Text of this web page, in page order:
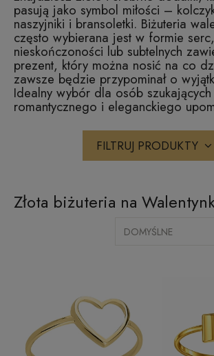
pasują jako symbol miłości –
naszyjniki i bransoletki. Biżuteria
często wybierana jest w formie
nieskończoności lub subtelnych
prezent, który można nosić na co
zawsze będzie przypominał o
Idealny wybór dla osób szukających
romantycznego i eleganckiego
FILTRUJ PRODUKTY
Złota biżuteria na